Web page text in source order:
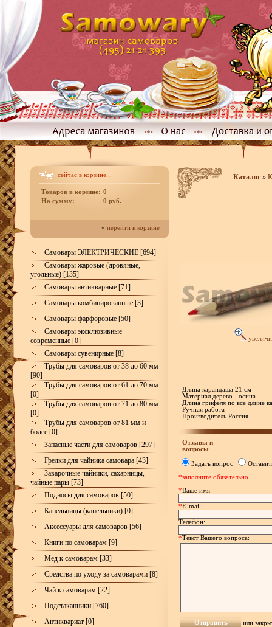
сейчас в корзине...
Товаров в корзине: 0
На сумму:
0 руб.
» перейти к корзине
Самовары ЭЛЕКТРИЧЕСКИЕ [694]
Самовары жаровые (дровяные,
угольные) [135]
Самовары антикварные [71]
Самовары комбинированные [3]
Самовары фарфоровые [50]
Самовары эксклюзивные
современные [0]
Самовары сувенирные [8]
Трубы для самоваров от 38 до 60 мм
[90]
Трубы для самоваров от 61 до 70 мм
[0]
Трубы для самоваров от 71 до 80 мм
[0]
Трубы для самоваров от 81 мм и
более [0]
Запасные части для самоваров [297]
Грелки для чайника самовара [43]
Заварочные чайники, сахарницы,
чайные пары [73]
Подносы для самоваров [50]
Капельницы (капельники) [0]
Аксессуары для самоваров [56]
Книги по самоварам [9]
Мёд к самоварам [33]
Средства по уходу за самоварами [8]
Чай к самоварам [22]
Подстаканники [760]
Антиквариат [0]
Каталог»
Длина карандаша 21 см
Материал дерево - осина
Длина грифеля по все длине
Ручная работа
Производитель Россия
Отзывы и
вопросы
Задать вопрос
*заполните обязательно
*Ваше имя:
*E-mail:
Телефон:
*Текст Вашего вопроса:
или